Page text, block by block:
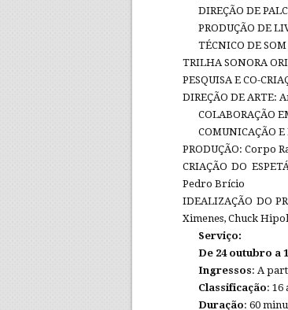
DIREÇÃO DE
PRODUÇÃO DE
TÉCNICO DE
TRILHA SONORA
PESQUISA E CO-
DIREÇÃO DE ARTE:
COLABORAÇÃO
COMUNICAÇÃO
PRODUÇÃO: Corpo
CRIAÇÃO DO
Pedro Brício
IDEALIZAÇÃO DO
Ximenes, Chuck
Serviço:
De 24 outubro a
Ingressos: A
Classificação: 16
Duração: 60